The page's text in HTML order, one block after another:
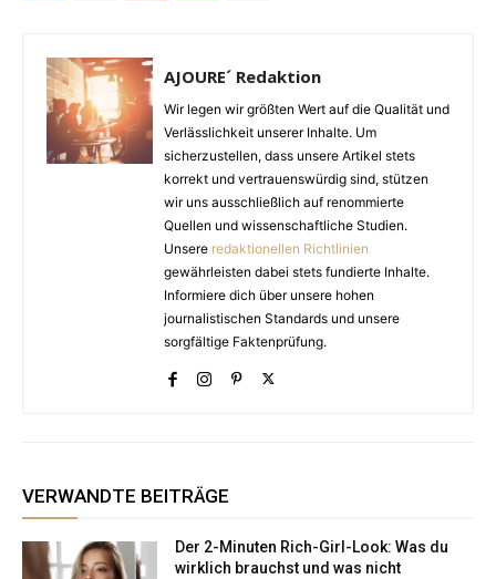
AJOURE´ Redaktion
Wir legen wir größten Wert auf die Qualität und
Verlässlichkeit unserer Inhalte. Um
sicherzustellen, dass unsere Artikel stets
korrekt und vertrauenswürdig sind, stützen
wir uns ausschließlich auf renommierte
Quellen und wissenschaftliche Studien.
Unsere redaktionellen Richtlinien
gewährleisten dabei stets fundierte Inhalte.
Informiere dich über unsere hohen
journalistischen Standards und unsere
sorgfältige Faktenprüfung.
VERWANDTE BEITRÄGE
Der 2-Minuten Rich-Girl-Look: Was du
wirklich brauchst und was nicht